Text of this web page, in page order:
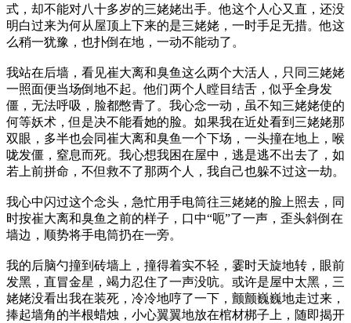
式，却不能对八十多岁的三姥姥出手。他这个人心又直，还没
明白过来为何从屋顶上下来的是三姥姥，一时手足无措。他这
么稍一犹豫，也扑倒在地，一动不能动了。
我站在后墙，看见崔大离和臭鱼这么两个大活人，只同三姥姥
一照面便当场倒地不起。他们两个人瞠目结舌，似乎全身发
僵，无法呼吸，脸都憋青了。我心念一动，虽不知三姥姥使的
何等妖术，但是决不能看她的脸。如果我在近处看到三姥姥那
双眼，多半也会同崔大离和臭鱼一个下场，一头撞在地上，喉
咙发僵，窒息而死。我心想我困在屋中，逃是逃不出去了，如
若上前拼命，不但救不了那两个人，我自己也躲不过这一劫。
我心中闪过这个念头，急忙用手电筒往三姥姥的脸上照去，同
时按崔大离和臭鱼之前的样子，口中“呃”了一声，歪头斜倒在
墙边，顺势将手电筒扔在一旁。
我的后脑勺撞到砖墙上，撞得着实不轻，霎时天旋地转，眼前
发黑，直冒金星，竭力忍住了一声没吭。或许是屋中太黑，三
姥姥没看出我在装死，冷冷地哼了一下，颤颤巍巍地走过来，
捧起墙角的半根蜡烛，小心翼翼地放在棺材梆子上，随即揭开